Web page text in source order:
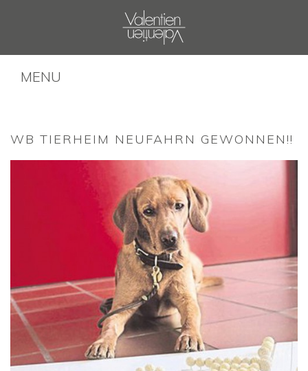
MENU
WB TIERHEIM NEUFAHRN GEWONNEN!!